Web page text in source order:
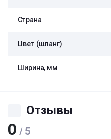
Страна
Цвет (шланг)
Ширина, мм
Отзывы
0 / 5